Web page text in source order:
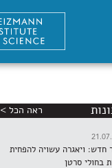
ראה הכל >
חדש: ויאגרה עשויה להפחית
בחולי סרטן